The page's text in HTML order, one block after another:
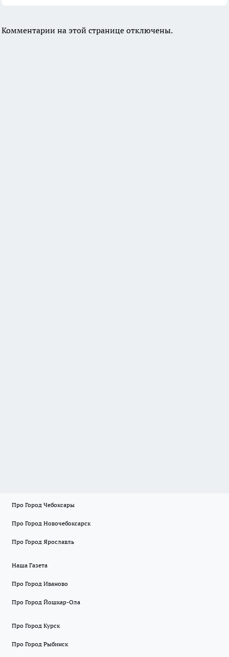
Комментарии на этой странице отключены.
Про Город Чебоксары
Про Город Новочебоксарск
Про Город Ярославль
Наша Газета
Про Город Иваново
Про Город Йошкар-Ола
Про Город Курск
Про Город Рыбинск